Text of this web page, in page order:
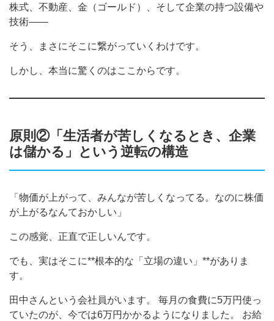
株式、不動産、金（ゴールド）、そして企業の持つ設備や
技術——
そう、まさにそこに繋がっていくわけです。
しかし、本当に驚くのはここからです。
原則②「生活者が苦しくなるとき、企業
は儲かる」という逆転の構造
「物価が上がって、みんなが苦しくなってる。なのに株価
が上がるなんておかしい」
この感覚、正直で正しいんです。
でも、実はそこに**根本的な「立場の違い」**がありま
す。
田中さんという会社員がいます。 毎月の食費に5万円使っ
ていたのが、今では6万円かかるようになりました。 お給